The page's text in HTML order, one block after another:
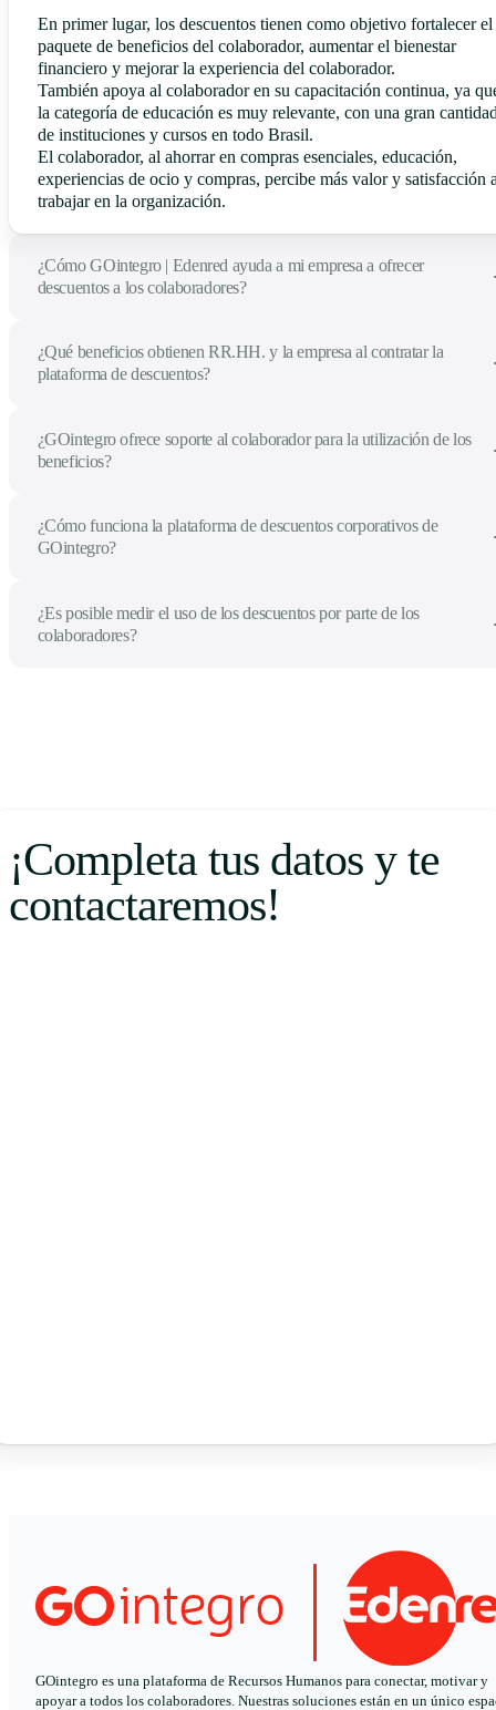
En primer lugar, los descuentos tienen como objetivo fortalecer el
paquete de beneficios del colaborador, aumentar el bienestar
financiero y mejorar la experiencia del colaborador.
También apoya al colaborador en su capacitación continua, ya
la categoría de educación es muy relevante, con una gran
de instituciones y cursos en todo Brasil.
El colaborador, al ahorrar en compras esenciales, educación,
experiencias de ocio y compras, percibe más valor y satisfacción
trabajar en la organización.
¿Cómo GOintegro | Edenred ayuda a mi empresa a ofrecer
descuentos a los colaboradores?
¿Qué beneficios obtienen RR.HH. y la empresa al contratar la
plataforma de descuentos?
¿GOintegro ofrece soporte al colaborador para la utilización de los
beneficios?
¿Cómo funciona la plataforma de descuentos corporativos de
GOintegro?
¿Es posible medir el uso de los descuentos por parte de los
colaboradores?
¡Completa tus datos y te
contactaremos!
GOintegro es una plataforma de Recursos Humanos para conectar, motivar y
apoyar a todos los colaboradores. Nuestras soluciones están en un único